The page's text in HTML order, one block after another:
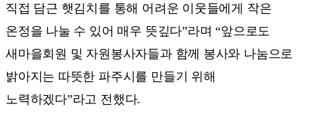
직접 담근 햇김치를 통해 어려운 이웃들에게 작은
온정을 나눌 수 있어 매우 뜻깊다”라며 “앞으로도
새마을회원 및 자원봉사자들과 함께 봉사와 나눔으로
밝아지는 따뜻한 파주시를 만들기 위해
노력하겠다”라고 전했다.